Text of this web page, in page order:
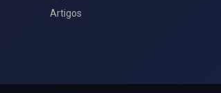
Artigos